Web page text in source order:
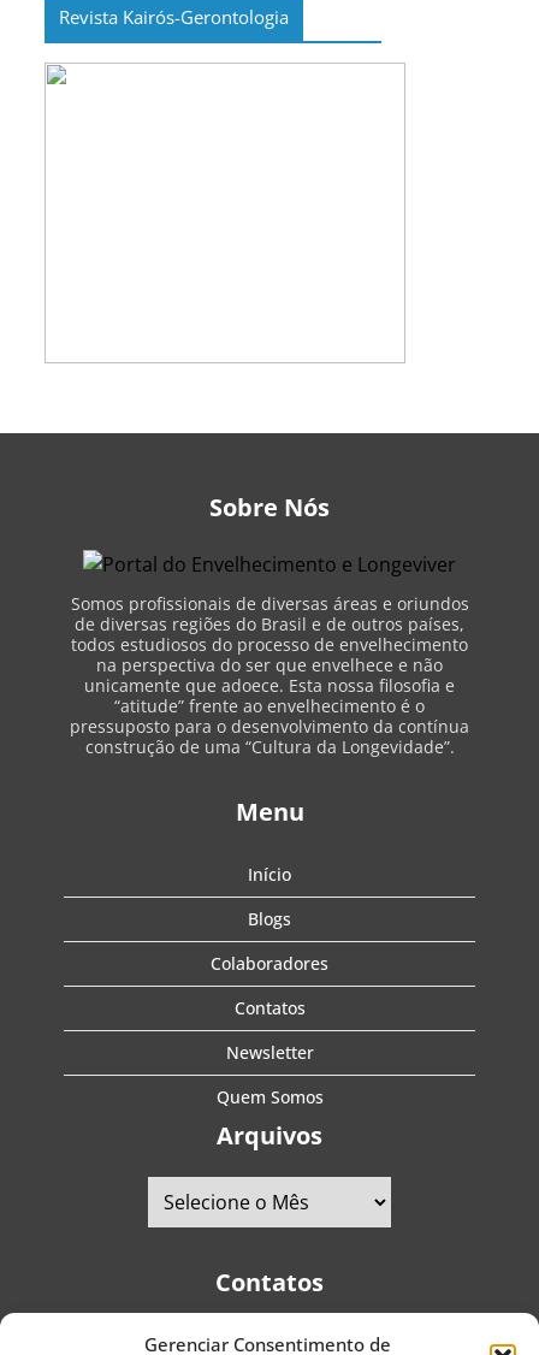
Gerenciar Consentimento de
Revista Kairós-Gerontologia
Sobre Nós
Somos profissionais de diversas áreas e oriundos
de diversas regiões do Brasil e de outros países,
todos estudiosos do processo de envelhecimento
na perspectiva do ser que envelhece e não
unicamente que adoece. Esta nossa filosofia e
“atitude” frente ao envelhecimento é o
pressuposto para o desenvolvimento da contínua
construção de uma “Cultura da Longevidade”.
Menu
Início
Blogs
Colaboradores
Contatos
Newsletter
Quem Somos
Arquivos
Contatos
Telefones:+55 (11) 2579-9697|+55 (11) 5587-4334